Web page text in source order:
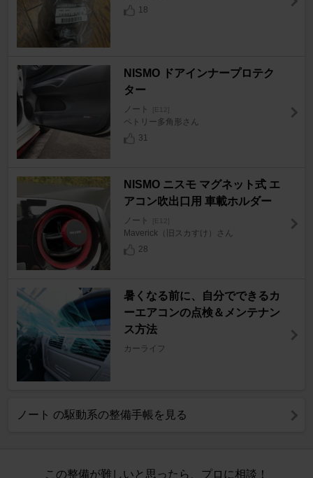
18
NISMO ドアインナープロテク
ター
ノート [E12]
ペトリー多角形さん
31
NISMO ニスモ マグネット式 エ
アコン吹出口用 車載ホルダー
ノート [E12]
Maverick（旧スカすけ）さん
28
暑くなる前に、自分でできるカ
ーエアコンの点検＆メンテナン
ス方法
カーライフ
ノート の駆動系の整備手帳を見る
この整備が難しいと思ったら、プロに相談！